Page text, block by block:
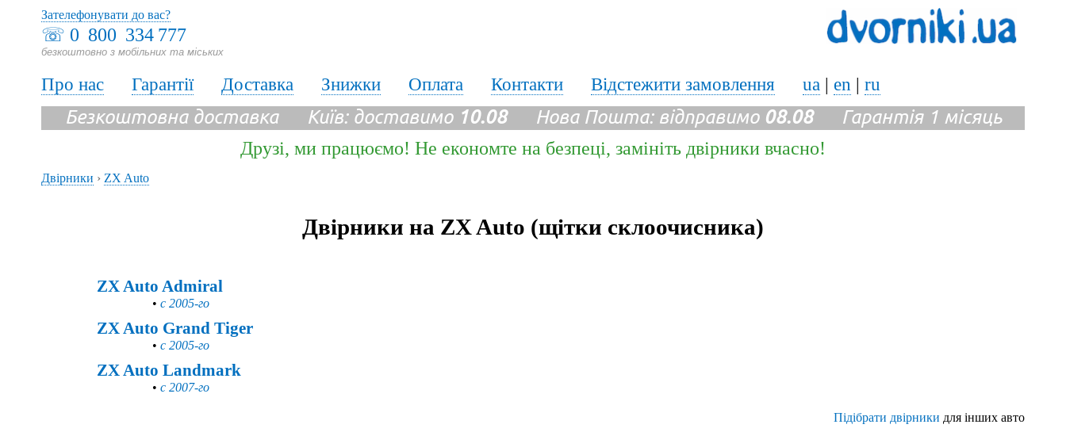
☏ 0 800 334 777
безкоштовно з мобільних та міських
Зателефонувати до вас?
Про нас Гарантії Доставка Знижки Оплата Контакти Відстежити замовлення ua | en | ru
Безкоштовна доставка Київ: доставимо 10.08Нова Пошта: відправимо 08.08Гарантія 1 місяць
Друзі, ми працюємо! Не економте на безпеці, замініть двірники вчасно!
Двірники › ZX Auto
Двірники на ZX Auto (щітки склоочисника)
ZX Auto Admiral
• с 2005-го
ZX Auto Grand Tiger
• с 2005-го
ZX Auto Landmark
• с 2007-го
Підібрати двірники для інших авто